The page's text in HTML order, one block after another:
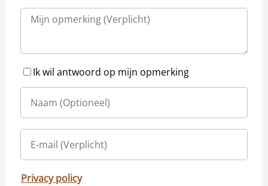
Ik wil antwoord op mijn opmerking
Privacy policy